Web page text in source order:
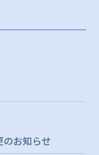
お知らせ